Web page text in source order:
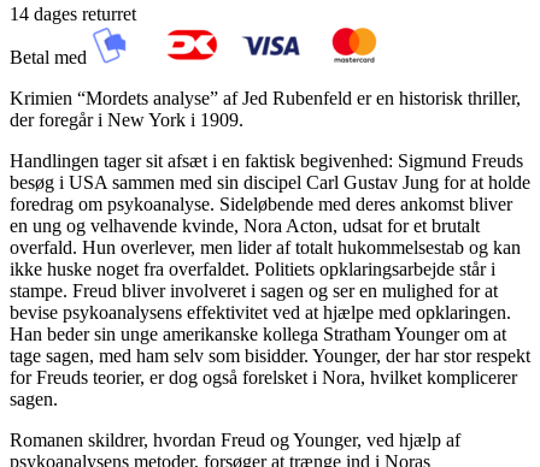
14 dages returret
Betal med
Krimien “Mordets analyse” af Jed Rubenfeld er en historisk thriller,
der foregår i New York i 1909.
Handlingen tager sit afsæt i en faktisk begivenhed: Sigmund Freuds
besøg i USA sammen med sin discipel Carl Gustav Jung for at holde
foredrag om psykoanalyse. Sideløbende med deres ankomst bliver
en ung og velhavende kvinde, Nora Acton, udsat for et brutalt
overfald. Hun overlever, men lider af totalt hukommelsestab og kan
ikke huske noget fra overfaldet. Politiets opklaringsarbejde står i
stampe. Freud bliver involveret i sagen og ser en mulighed for at
bevise psykoanalysens effektivitet ved at hjælpe med opklaringen.
Han beder sin unge amerikanske kollega Stratham Younger om at
tage sagen, med ham selv som bisidder. Younger, der har stor respekt
for Freuds teorier, er dog også forelsket i Nora, hvilket komplicerer
sagen.
Romanen skildrer, hvordan Freud og Younger, ved hjælp af
psykoanalysens metoder, forsøger at trænge ind i Noras